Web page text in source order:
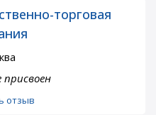
торговая
отзыв